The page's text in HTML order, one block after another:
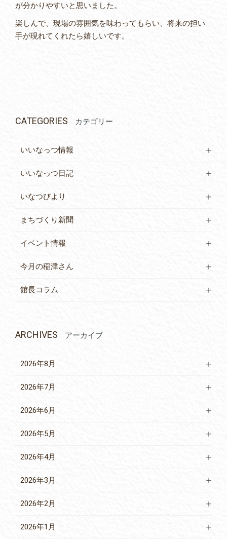
が分かりやすいと思いました。
楽しんで、現場の雰囲気を味わってもらい、将来の担い
手が現れてくれたら嬉しいです。
CATEGORIES カテゴリー
いいなっつ情報
いいなっつ日記
いなつびより
まちづくり新聞
イベント情報
今月の稲津さん
館長コラム
ARCHIVES アーカイブ
2026年8月
2026年7月
2026年6月
2026年5月
2026年4月
2026年3月
2026年2月
2026年1月